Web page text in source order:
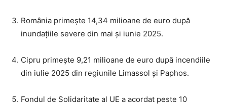
România primește 14,34 milioane de euro după
inundațiile severe din mai și iunie 2025.
Cipru primește 9,21 milioane de euro după incendiile
din iulie 2025 din regiunile Limassol și Paphos.
Fondul de Solidaritate al UE a acordat peste 10